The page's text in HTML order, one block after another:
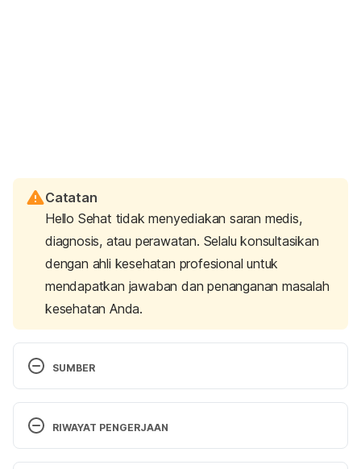
Catatan
Hello Sehat tidak menyediakan saran medis,
diagnosis, atau perawatan. Selalu konsultasikan
dengan ahli kesehatan profesional untuk
mendapatkan jawaban dan penanganan masalah
kesehatan Anda.
SUMBER
Kementerian Kesehatan Republik Indonesia. (2014).
Peraturan Menteri Kesehatan RI No. 87 Tahun
2014 Tentang Pedoman Pengobatan Antiretroviral.
RIWAYAT PENGERJAAN